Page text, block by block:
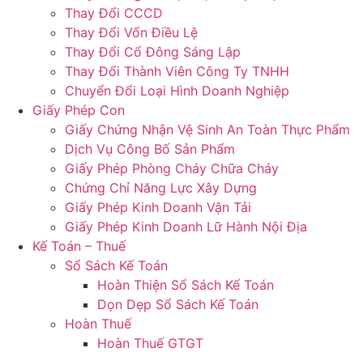
Thay Đổi CCCD
Thay Đổi Vốn Điều Lệ
Thay Đổi Cổ Đông Sáng Lập
Thay Đổi Thành Viên Công Ty TNHH
Chuyển Đổi Loại Hình Doanh Nghiệp
Giấy Phép Con
Giấy Chứng Nhận Vệ Sinh An Toàn Thực Phẩm
Dịch Vụ Công Bố Sản Phẩm
Giấy Phép Phòng Cháy Chữa Cháy
Chứng Chỉ Năng Lực Xây Dựng
Giấy Phép Kinh Doanh Vận Tải
Giấy Phép Kinh Doanh Lữ Hành Nội Địa
Kế Toán – Thuế
Sổ Sách Kế Toán
Hoàn Thiện Sổ Sách Kế Toán
Dọn Dẹp Sổ Sách Kế Toán
Hoàn Thuế
Hoàn Thuế GTGT